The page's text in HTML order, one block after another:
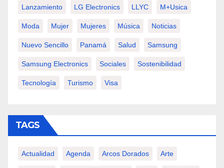
Lanzamiento LG Electronics LLYC M+usica
Moda Mujer Mujeres Música Noticias
Nuevo Sencillo Panamá Salud Samsung
Samsung Electronics Sociales Sostenibilidad
Tecnología Turismo Visa
TAGS
Actualidad Agenda Arcos Dorados Arte